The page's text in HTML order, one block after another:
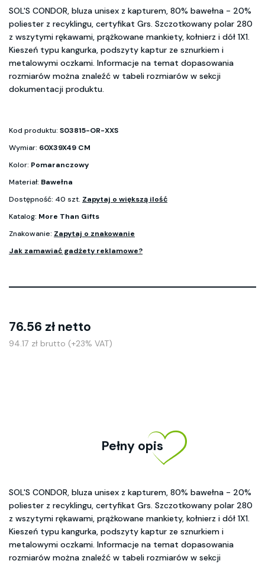
SOL'S CONDOR, bluza unisex z kapturem, 80% bawełna - 20%
poliester z recyklingu, certyfikat Grs. Szczotkowany polar 280
z wszytymi rękawami, prążkowane mankiety, kołnierz i dół 1X1.
Kieszeń typu kangurka, podszyty kaptur ze sznurkiem i
metalowymi oczkami. Informacje na temat dopasowania
rozmiarów można znaleźć w tabeli rozmiarów w sekcji
dokumentacji produktu.
Kod produktu: S03815-OR-XXS
Wymiar: 60X39X49 CM
Kolor: Pomaranczowy
Materiał: Bawełna
Dostępność: 40 szt. Zapytaj o większą ilość
Katalog: More Than Gifts
Znakowanie: Zapytaj o znakowanie
Jak zamawiać gadżety reklamowe?
76.56 zł netto
94.17 zł brutto (+23% VAT)
Pełny opis
SOL'S CONDOR, bluza unisex z kapturem, 80% bawełna - 20%
poliester z recyklingu, certyfikat Grs. Szczotkowany polar 280
z wszytymi rękawami, prążkowane mankiety, kołnierz i dół 1X1.
Kieszeń typu kangurka, podszyty kaptur ze sznurkiem i
metalowymi oczkami. Informacje na temat dopasowania
rozmiarów można znaleźć w tabeli rozmiarów w sekcji